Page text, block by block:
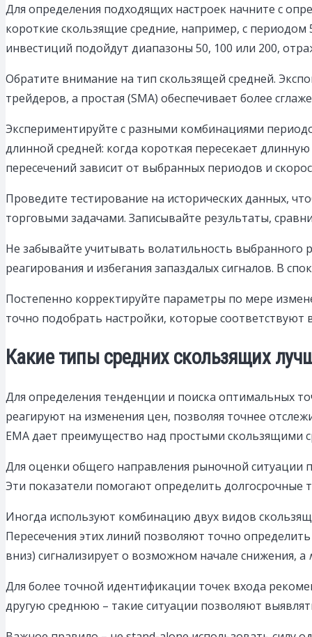
Для определения подходящих настроек начните с
короткие скользящие средние, например, с
инвестиций подойдут диапазоны 50, 100 или 200,
Обратите внимание на тип скользящей средней.
трейдеров, а простая (SMA) обеспечивает более
Экспериментируйте с разными комбинациями
длинной средней: когда короткая пересекает
пересечений зависит от выбранных периодов и
Проведите тестирование на исторических данных,
торговыми задачами. Записывайте результаты,
Не забывайте учитывать волатильность выбранного
реагирования и избегания запаздалых сигналов. В
Постепенно корректируйте параметры по мере
точно подобрать настройки, которые
Какие типы средних скользящих
Для определения тенденции и поиска оптимальных
реагируют на изменения цен, позволяя точнее
EMA дает преимущество над простыми скользящими
Для оценки общего направления рыночной ситуации
Эти показатели помогают определить долгосрочные
Иногда используют комбинацию двух видов
Пересечения этих линий позволяют точно
вниз) сигнализирует о возможном начале снижения, а
Для более точной идентификации точек входа
другую среднюю – такие ситуации позволяют